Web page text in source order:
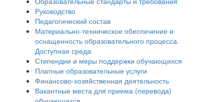
Руководство
Педагогический состав
Материально-техническое обеспечение и
оснащенность образовательного процесса.
Доступная среда
Стипендии и меры поддержки обучающихся
Платные образовательные услуги
Финансово-хозяйственная деятельность
Вакантные места для приема (перевода)